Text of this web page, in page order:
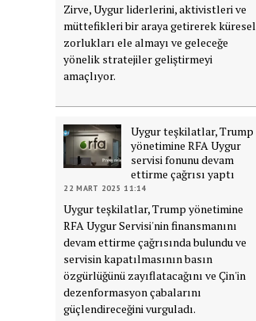
Zirve, Uygur liderlerini, aktivistleri ve
müttefikleri bir araya getirerek küresel
zorlukları ele almayı ve geleceğe
yönelik stratejiler geliştirmeyi
amaçlıyor.
Uygur teşkilatlar, Trump
yönetimine RFA Uygur
servisi fonunu devam
ettirme çağrısı yaptı
22 MART 2025 11:14
Uygur teşkilatlar, Trump yönetimine
RFA Uygur Servisi'nin finansmanını
devam ettirme çağrısında bulundu ve
servisin kapatılmasının basın
özgürlüğünü zayıflatacağını ve Çin'in
dezenformasyon çabalarını
güçlendireceğini vurguladı.